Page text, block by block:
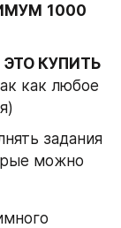
1000
КУПИТЬ
как любое
задания
можно